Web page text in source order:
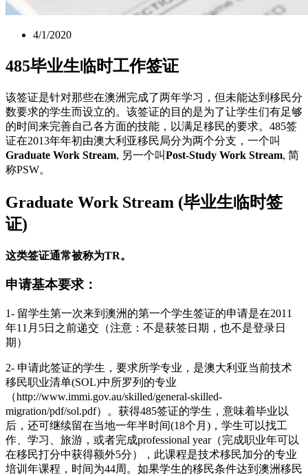
4/1/2020
485毕业生临时工作签证
该签证是针对那些在澳洲完成了两年学习，但未能达到移民分
数要求的学生而设立的。该签证的目的是为了让学生们有足够
的时间来完善自己各方面的技能，以满足移民的要求。485签
证在2013年年初由澳大利亚移民局分为两个分支，一个叫
Graduate Work Stream, 另一个叫Post-Study Work Stream, 简
称PSW。
Graduate Work Stream (毕业生临时签
证)
这类签证通常被称为TR。
申请基本要求：
1- 留学生第一次来到澳洲的第一个学生签证的申请是在2011
年11月5日之前递交（注意：不是获签日期，也不是登录日
期）
2- 申请此签证的学生，要求所学专业，是澳大利亚当前技术
移民职业清单(SOL)中所罗列的专业
（http://www.immi.gov.au/skilled/general-skilled-
migration/pdf/sol.pdf）。获得485签证的学生，意味着毕业以
后，还可继续留在当地一年半时间(18个月)，学生可以找工
作、学习、旅游，或者完成professional year（完成职业年可以
在移民打分中获得额外5分），此课程是技术移民加分的专业
培训年课程，时间为44周。如果学生的移民条件达到澳洲移民